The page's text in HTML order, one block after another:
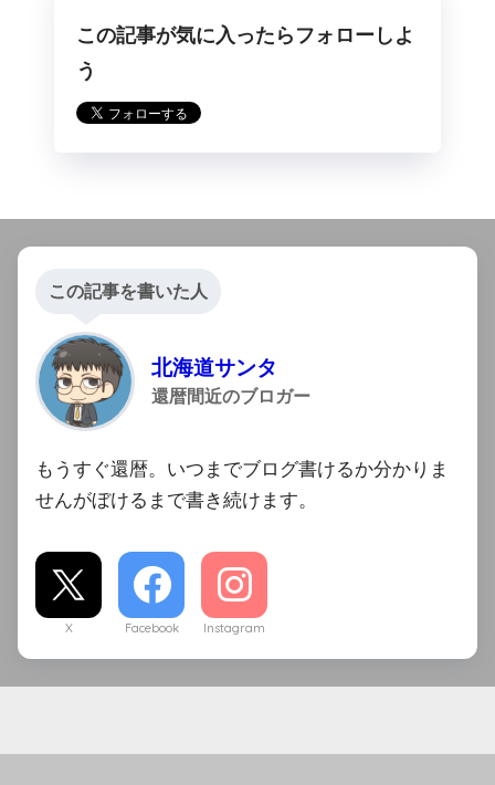
らフォロー
この記事が気に入ったらフォローしよ
う
この記事を書いた人
北海道サンタ
還暦間近のブロガー
もうすぐ還暦。いつまでブログ書けるか分かりま
せんがぼけるまで書き続けます。
X Facebook Instagram